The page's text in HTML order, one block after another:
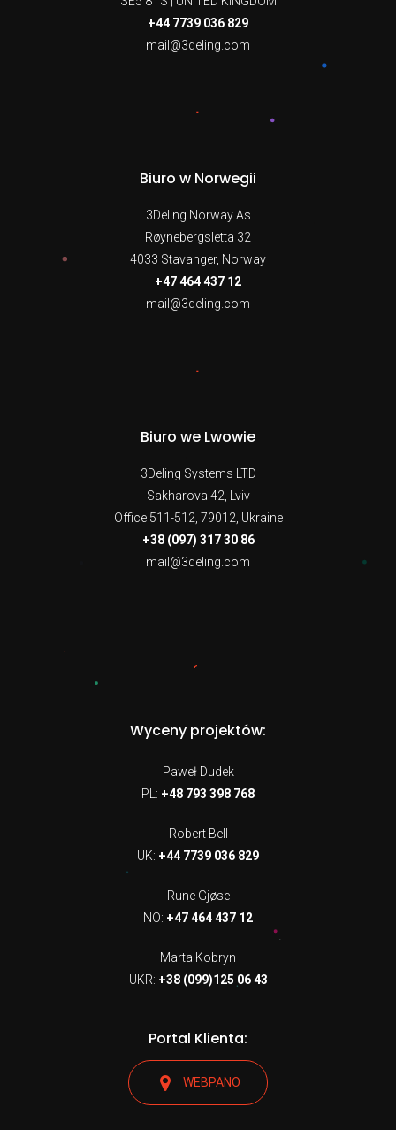
+44 7739 036 829
mail@3deling.com
Biuro w Norwegii
3Deling Norway As
Røynebergsletta 32
4033 Stavanger, Norway
+47 464 437 12
mail@3deling.com
Biuro we Lwowie
3Deling Systems LTD
Sakharova 42, Lviv
Office 511-512, 79012, Ukraine
+38 (097) 317 30 86
mail@3deling.com
Wyceny projektów:
Paweł Dudek
PL: +48 793 398 768
Robert Bell
UK: +44 7739 036 829
Rune Gjøse
NO: +47 464 437 12
Marta Kobryn
UKR: +38 (099)125 06 43
Portal Klienta:
WEBPANO